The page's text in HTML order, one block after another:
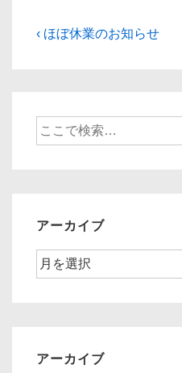
投
ビ
ゲ
ョ
前
‹ ほぼ休業のお知らせ
検
索
アーカイブ
ア
アーカイブ